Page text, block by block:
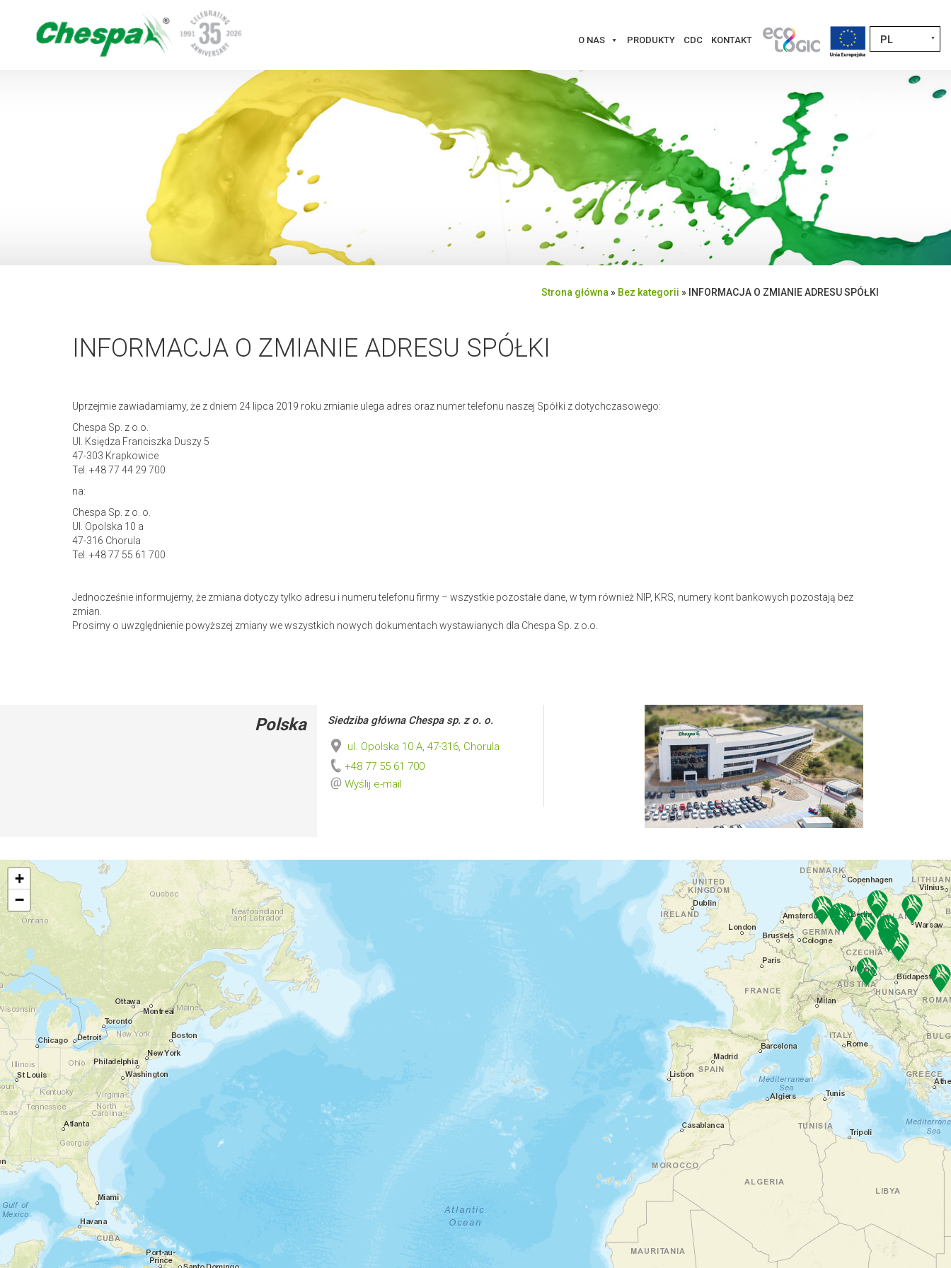
PL ▼
O NAS PRODUKTY CDC KONTAKT
Strona główna » Bez kategorii » INFORMACJA O ZMIANIE ADRESU SPÓŁKI
INFORMACJA O ZMIANIE ADRESU SPÓŁKI
Uprzejmie zawiadamiamy, że z dniem 24 lipca 2019 roku zmianie ulega adres oraz numer telefonu naszej Spółki z dotychczasowego:
Chespa Sp. z o.o.
Ul. Księdza Franciszka Duszy 5
47-303 Krapkowice
Tel. +48 77 44 29 700
na:
Chespa Sp. z o. o.
Ul. Opolska 10 a
47-316 Chorula
Tel. +48 77 55 61 700
Jednocześnie informujemy, że zmiana dotyczy tylko adresu i numeru telefonu firmy – wszystkie pozostałe dane, w tym również NIP, KRS, numery kont bankowych pozostają bez
zmian.
Prosimy o uwzględnienie powyższej zmiany we wszystkich nowych dokumentach wystawianych dla Chespa Sp. z o.o.
Polska Siedziba główna Chespa sp. z o. o.
ul. Opolska 10 A, 47-316, Chorula
+48 77 55 61 700
Wyślij e-mail
+
−